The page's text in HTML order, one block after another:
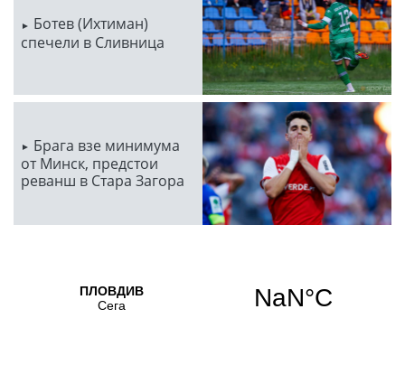
Ботев (Ихтиман)
спечели в Сливница
Брага взе минимума
от Минск, предстои
реванш в Стара Загора